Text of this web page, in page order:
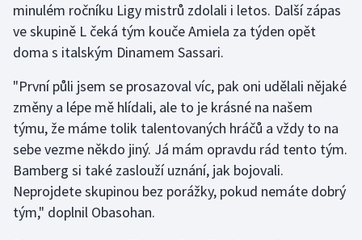
minulém ročníku Ligy mistrů zdolali i letos. Další zápas
ve skupině L čeká tým kouče Amiela za týden opět
doma s italským Dinamem Sassari.
"První půli jsem se prosazoval víc, pak oni udělali nějaké
změny a lépe mě hlídali, ale to je krásné na našem
týmu, že máme tolik talentovaných hráčů a vždy to na
sebe vezme někdo jiný. Já mám opravdu rád tento tým.
Bamberg si také zaslouží uznání, jak bojovali.
Neprojdete skupinou bez porážky, pokud nemáte dobrý
tým," doplnil Obasohan.